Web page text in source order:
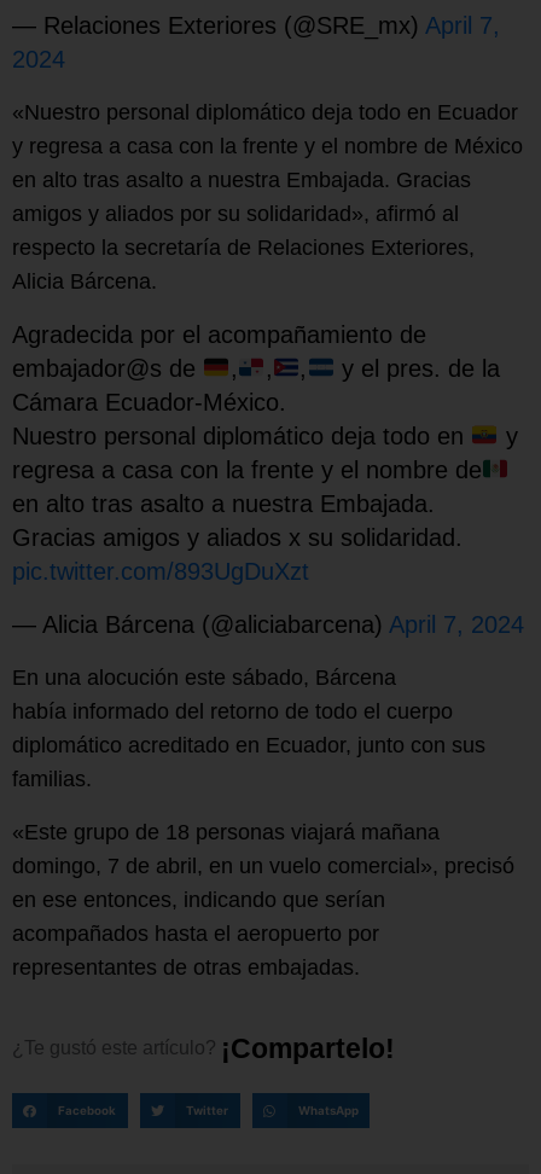
— Relaciones Exteriores (@SRE_mx) April 7,
2024
«Nuestro personal diplomático deja todo en Ecuador
y regresa a casa con la frente y el nombre de México
en alto tras asalto a nuestra Embajada. Gracias
amigos y aliados por su solidaridad», afirmó al
respecto la secretaría de Relaciones Exteriores,
Alicia Bárcena.
Agradecida por el acompañamiento de
embajador@s de
, , ,
y el pres. de la
Cámara Ecuador-México.
Nuestro personal diplomático deja todo en
y
regresa a casa con la frente y el nombre de
en alto tras asalto a nuestra Embajada.
Gracias amigos y aliados x su solidaridad.
pic.twitter.com/893UgDuXzt
— Alicia Bárcena (@aliciabarcena) April 7, 2024
En una alocución este sábado, Bárcena
había informado del retorno de todo el cuerpo
diplomático acreditado en Ecuador, junto con sus
familias.
«Este grupo de 18 personas viajará mañana
domingo, 7 de abril, en un vuelo comercial», precisó
en ese entonces, indicando que serían
acompañados hasta el aeropuerto por
representantes de otras embajadas.
¿Te gustó este artículo? ¡Compartelo!
Facebook Twitter WhatsApp